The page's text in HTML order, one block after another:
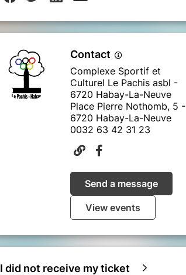
Contact
Complexe Sportif et
Culturel Le Pachis asbl -
6720 Habay-La-Neuve
Place Pierre Nothomb, 5 -
6720 Habay-La-Neuve
0032 63 42 31 23
Send a message
View events
I did not receive my ticket